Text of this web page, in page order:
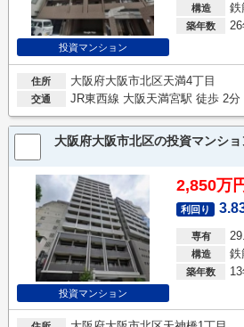
投資マンション
構造 鉄
築年数
住所 大阪府大阪市北区天満4丁目
交通 JR東西線 大阪天満宮駅 徒歩 2分
大阪府大阪市北区の投資マンショ
投資マンション
2,850万
利回り
専有
構造 鉄
築年数